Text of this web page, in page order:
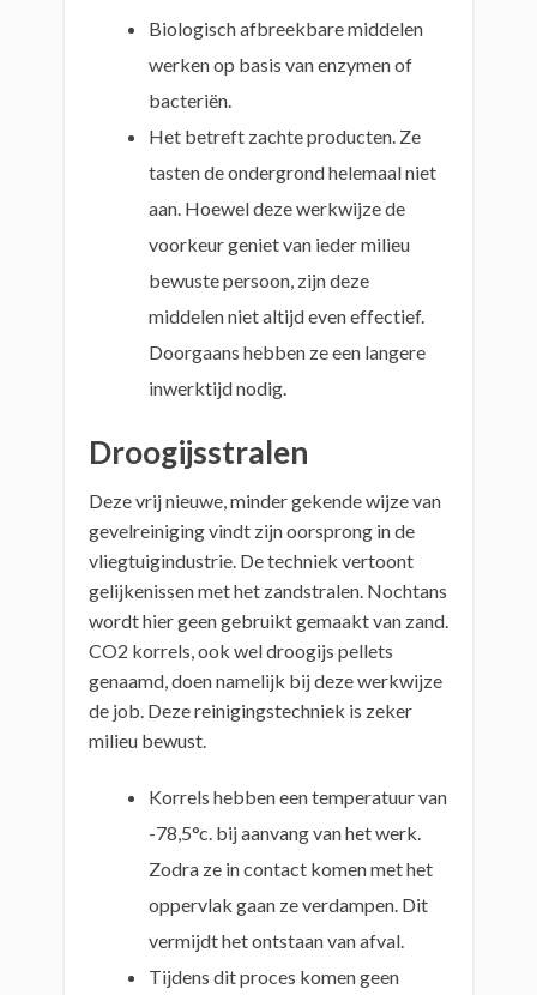
Biologisch afbreekbare middelen
werken op basis van enzymen of
bacteriën.
Het betreft zachte producten. Ze
tasten de ondergrond helemaal niet
aan. Hoewel deze werkwijze de
voorkeur geniet van ieder milieu
bewuste persoon, zijn deze
middelen niet altijd even effectief.
Doorgaans hebben ze een langere
inwerktijd nodig.
Droogijsstralen
Deze vrij nieuwe, minder gekende wijze van
gevelreiniging vindt zijn oorsprong in de
vliegtuigindustrie. De techniek vertoont
gelijkenissen met het zandstralen. Nochtans
wordt hier geen gebruikt gemaakt van zand.
CO2 korrels, ook wel droogijs pellets
genaamd, doen namelijk bij deze werkwijze
de job. Deze reinigingstechniek is zeker
milieu bewust.
Korrels hebben een temperatuur van
-78,5°c. bij aanvang van het werk.
Zodra ze in contact komen met het
oppervlak gaan ze verdampen. Dit
vermijdt het ontstaan van afval.
Tijdens dit proces komen geen